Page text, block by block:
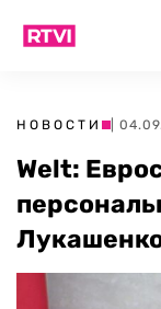
НОВОСТИ |
Welt: